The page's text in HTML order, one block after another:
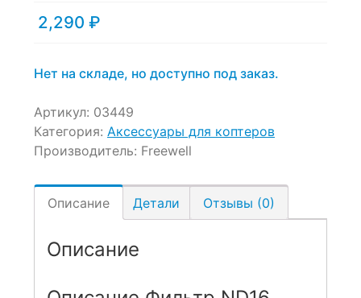
2,290 ₽
Нет на складе, но доступно под заказ.
Артикул: 03449
Категория: Аксессуары для коптеров
Производитель: Freewell
Описание Детали Отзывы (0)
Описание